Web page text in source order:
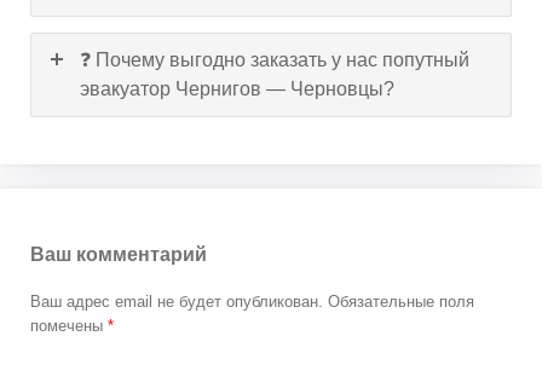
❓ Почему выгодно заказать у нас попутный
эвакуатор Чернигов — Черновцы?
Ваш комментарий
Ваш адрес email не будет опубликован. Обязательные поля
помечены *